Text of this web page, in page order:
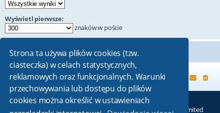
Strona ta używa plików cookies (tzw.
ciasteczka) w celach statystycznych,
reklamowych oraz funkcjonalnych. Warunki
przechowywania lub dostępu do plików
cookies można określić w ustawieniach
Wyświetl pierwsze:
znaków w poście
Strona główna
Technologię dostarcza phpBB® Forum Software © phpBB Limited